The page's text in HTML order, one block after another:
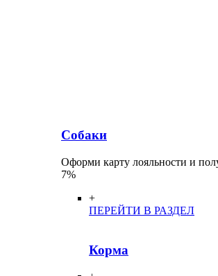
Собаки
Оформи карту лояльности и
7%
+
ПЕРЕЙТИ В РАЗДЕЛ
Корма